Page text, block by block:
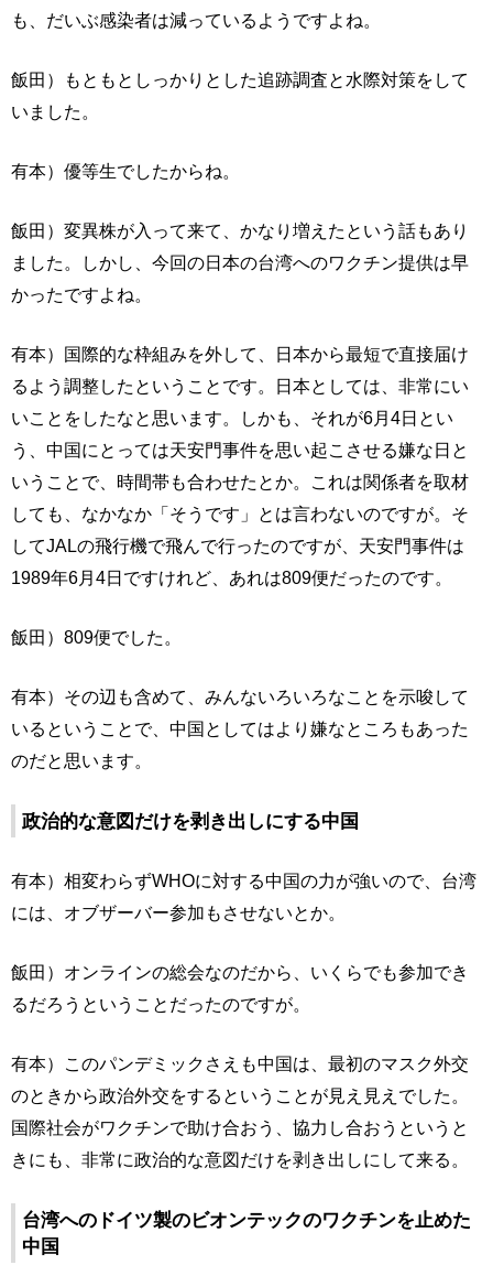
も、だいぶ感染者は減っているようですよね。
飯田）もともとしっかりとした追跡調査と水際対策をして
いました。
有本）優等生でしたからね。
飯田）変異株が入って来て、かなり増えたという話もあり
ました。しかし、今回の日本の台湾へのワクチン提供は早
かったですよね。
有本）国際的な枠組みを外して、日本から最短で直接届け
るよう調整したということです。日本としては、非常にい
いことをしたなと思います。しかも、それが6月4日とい
う、中国にとっては天安門事件を思い起こさせる嫌な日と
いうことで、時間帯も合わせたとか。これは関係者を取材
しても、なかなか「そうです」とは言わないのですが。そ
してJALの飛行機で飛んで行ったのですが、天安門事件は
1989年6月4日ですけれど、あれは809便だったのです。
飯田）809便でした。
有本）その辺も含めて、みんないろいろなことを示唆して
いるということで、中国としてはより嫌なところもあった
のだと思います。
政治的な意図だけを剥き出しにする中国
有本）相変わらずWHOに対する中国の力が強いので、台湾
には、オブザーバー参加もさせないとか。
飯田）オンラインの総会なのだから、いくらでも参加でき
るだろうということだったのですが。
有本）このパンデミックさえも中国は、最初のマスク外交
のときから政治外交をするということが見え見えでした。
国際社会がワクチンで助け合おう、協力し合おうというと
きにも、非常に政治的な意図だけを剥き出しにして来る。
台湾へのドイツ製のビオンテックのワクチンを止めた
中国